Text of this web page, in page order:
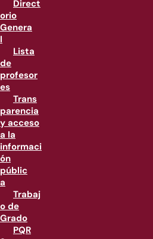
Direct
orio
Genera
l
Lista
de
profesor
es
Trans
parencia
y acceso
a la
informaci
ón
públic
a
Trabaj
o de
Grado
PQR